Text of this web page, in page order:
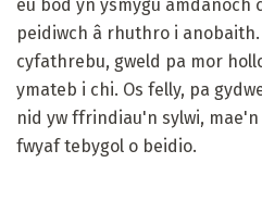
eu bod yn ysmygu amdanoch
peidiwch â rhuthro i
cyfathrebu, gweld pa mor
ymateb i chi. Os felly, pa
nid yw ffrindiau'n sylwi,
fwyaf tebygol o beidio.